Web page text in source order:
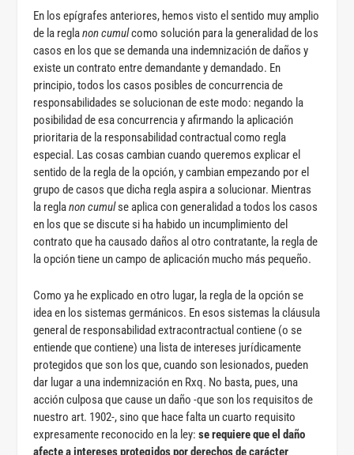
En los epígrafes anteriores, hemos visto el sentido muy amplio
de la reglanon cumulcomo solución para la generalidad de los
casos en los que se demanda una indemnización de daños y
existe un contrato entre demandante y demandado. En
principio, todos los casos posibles de concurrencia de
responsabilidades se solucionan de este modo: negando la
posibilidad de esa concurrencia y afirmando la aplicación
prioritaria de la responsabilidad contractual como regla
especial. Las cosas cambian cuando queremos explicar el
sentido de la regla de la opción, y cambian empezando por el
grupo de casos que dicha regla aspira a solucionar. Mientras
la reglanon cumulse aplica con generalidad a todos los casos
en los que se discute si ha habido un incumplimiento del
contrato que ha causado daños al otro contratante, la regla de
la opción tiene un campo de aplicación mucho más pequeño.
Como ya he explicado en otro lugar, la regla de la opción se
idea en los sistemas germánicos. En esos sistemas la cláusula
general de responsabilidad extracontractual contiene (o se
entiende que contiene) una lista de intereses jurídicamente
protegidos que son los que, cuando son lesionados, pueden
dar lugar a una indemnización en Rxq. No basta, pues, una
acción culposa que cause un daño -que son los requisitos de
nuestro art. 1902-, sino que hace falta un cuarto requisito
expresamente reconocido en la ley:se requiere que el daño
afecte a intereses protegidos por derechos de carácter